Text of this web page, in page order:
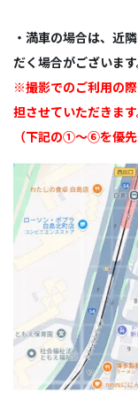
・満車の場合は、近
だく場合がございます
※撮影でのご利用の
担させていただきます
（下記の①～⑥を優先